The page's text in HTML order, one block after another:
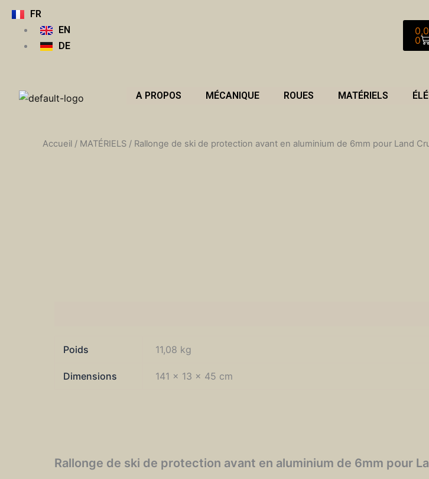
Aller
FR
EN
DE
0
A PROPOS MÉCANIQUE ROUES MATÉRIELS
Accueil / MATÉRIELS / Rallonge de ski de protection avant en aluminium de 6mm pour Land
Poids 11,08 kg
Dimensions 141 × 13 × 45 cm
Rallonge de ski de protection avant en aluminium de 6mm pour